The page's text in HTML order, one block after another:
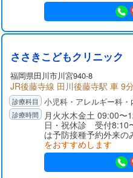
ささきこどもクリニック
福岡県田川市川宮940-8
JR後藤寺線 田川後藤寺駅 車 9
小児科・アレルギー科・
月火水木金土 09:00
日・祝休診 受付8:10
は予防接種予約外来
をおすすめします